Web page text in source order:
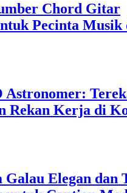
Chord Gitar
Pecinta Musik
Astronomer:
Rekan Kerja di
Galau Elegan dan